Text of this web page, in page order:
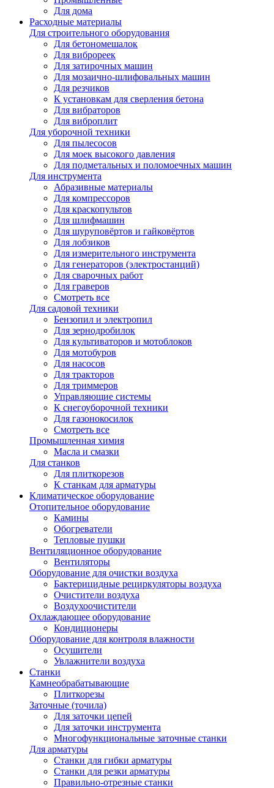
Для дома
Расходные материалы
Для строительного оборудования
Для бетономешалок
Для виброреек
Для затирочных машин
Для мозаично-шлифовальных машин
Для резчиков
К установкам для сверления бетона
Для вибраторов
Для виброплит
Для уборочной техники
Для пылесосов
Для моек высокого давления
Для подметальных и поломоечных машин
Для инструмента
Абразивные материалы
Для компрессоров
Для краскопультов
Для шлифмашин
Для шуруповёртов и гайковёртов
Для лобзиков
Для измерительного инструмента
Для генераторов (электростанций)
Для сварочных работ
Для граверов
Смотреть все
Для садовой техники
Бензопил и электропил
Для зернодробилок
Для культиваторов и мотоблоков
Для мотобуров
Для насосов
Для тракторов
Для триммеров
Управляющие системы
К снегоуборочной техники
Для газонокосилок
Смотреть все
Промышленная химия
Масла и смазки
Для станков
Для плиткорезов
К станкам для арматуры
Климатическое оборудование
Отопительное оборудование
Камины
Обогреватели
Тепловые пушки
Вентиляционное оборудование
Вентиляторы
Оборудование для очистки воздуха
Бактерицидные рециркуляторы воздуха
Очистители воздуха
Воздухоочистители
Охлаждающее оборудование
Кондиционеры
Оборудование для контроля влажности
Осушители
Увлажнители воздуха
Станки
Камнеобрабатывающие
Плиткорезы
Заточные (точила)
Для заточки цепей
Для заточки инструмента
Многофункциональные заточные станки
Для арматуры
Станки для гибки арматуры
Станки для резки арматуры
Правильно-отрезные станки